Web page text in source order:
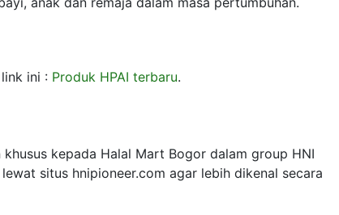
ini : Produk HPAI terbaru.
kepada Halal Mart Bogor dalam group HNI
situs hnipioneer.com agar lebih dikenal secara